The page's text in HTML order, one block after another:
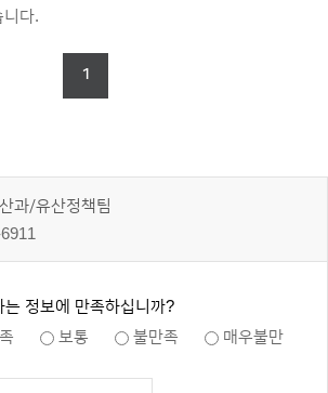
니다.
1
과/유산정책팀
정보에 만족하십니까?
보통 불만족
매우불만